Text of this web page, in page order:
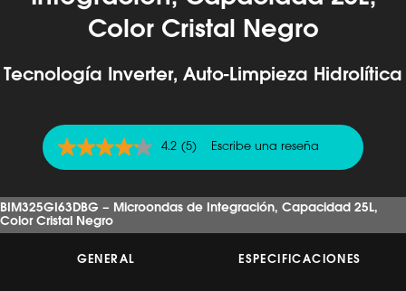
Color Cristal Negro
Tecnología Inverter, Auto-Limpieza Hidrolítica
4.2
de
estrellas,
valor
medio
valoración.
4.2 (5) Escribe una reseña
BIM325GI63DBG – Microondas de Integración, Capacidad 25L,
Color Cristal Negro
GENERAL ESPECIFICACIONES